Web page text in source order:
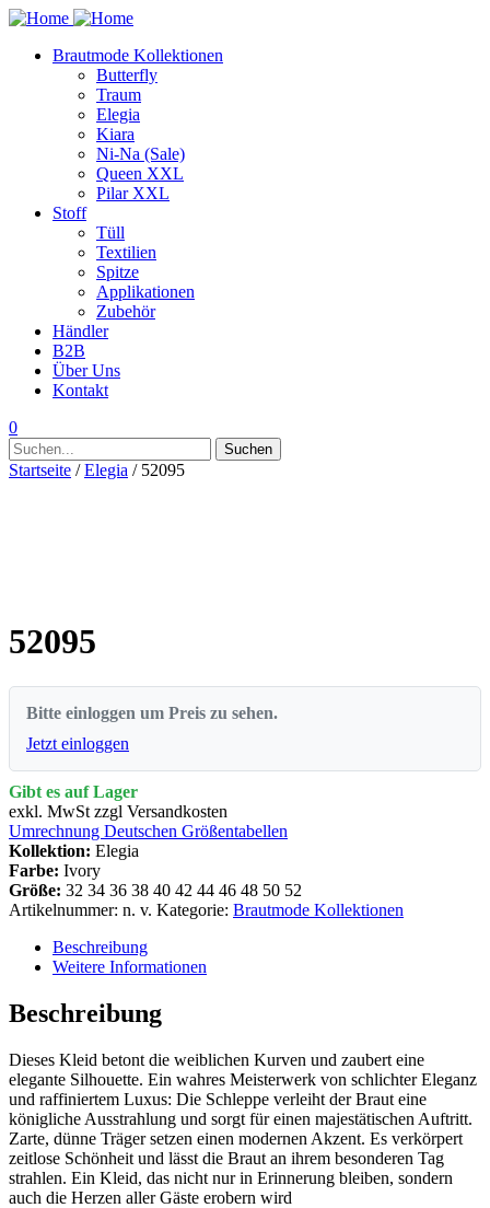
Brautmode Kollektionen
Butterfly
Traum
Elegia
Kiara
Ni-Na (Sale)
Queen XXL
Pilar XXL
Stoff
Tüll
Textilien
Spitze
Applikationen
Zubehör
Händler
B2B
Über Uns
Kontakt
0
Suchen
nach:
Suchen
Startseite /Elegia / 52095
52095
Bitte einloggen um Preis zu sehen.
Jetzt einloggen
Gibt es auf Lager
exkl. MwSt zzgl Versandkosten
Umrechnung Deutschen Größentabellen
Kollektion: Elegia
Farbe: Ivory
Größe: 32 34 36 38 40 42 44 46 48 50 52
Artikelnummer: n. v. Kategorie: Brautmode Kollektionen
Beschreibung
Weitere Informationen
Beschreibung
Dieses Kleid betont die weiblichen Kurven und zaubert eine
elegante Silhouette. Ein wahres Meisterwerk von schlichter Eleganz
und raffiniertem Luxus: Die Schleppe verleiht der Braut eine
königliche Ausstrahlung und sorgt für einen majestätischen Auftritt.
Zarte, dünne Träger setzen einen modernen Akzent. Es verkörpert
zeitlose Schönheit und lässt die Braut an ihrem besonderen Tag
strahlen. Ein Kleid, das nicht nur in Erinnerung bleiben, sondern
auch die Herzen aller Gäste erobern wird